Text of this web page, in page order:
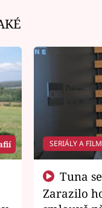
SERIÁLY A
Zarazilo